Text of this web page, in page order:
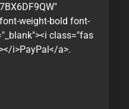
weight-bold font-
class="fas
i>PayPal</a>.